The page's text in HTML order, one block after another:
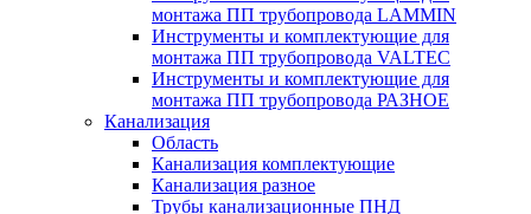
монтажа ПП трубопровода LAMMIN
Инструменты и комплектующие для
монтажа ПП трубопровода VALTEC
Инструменты и комплектующие для
монтажа ПП трубопровода РАЗНОЕ
Канализация
Область
Канализация комплектующие
Канализация разное
Трубы канализационные ПНД